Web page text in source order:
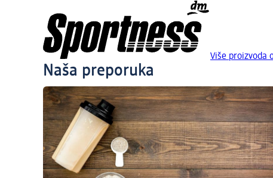
Više proizvoda
Naša preporuka